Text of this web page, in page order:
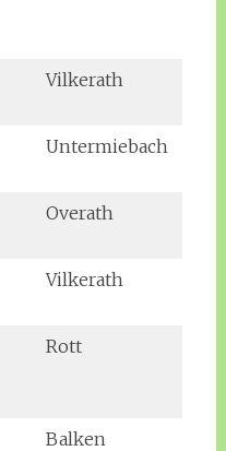
Vilkerath
Untermiebach
Overath
Vilkerath
Rott
Balken